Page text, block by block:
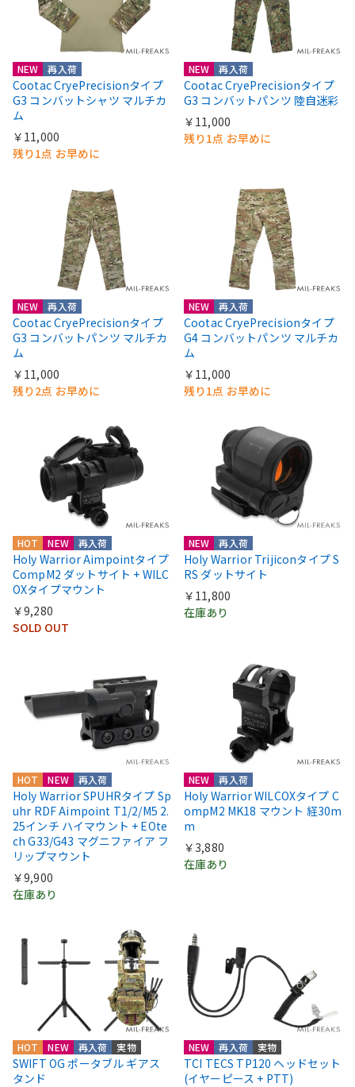
NEW 再入荷
Cootac CryePrecisionタイプ
G3 コンバットシャツ マルチカ
ム
￥11,000
残り1点 お早めに
NEW 再入荷
Cootac CryePrecisionタイプ
G3 コンバットパンツ 陸自迷彩
￥11,000
残り1点 お早めに
NEW 再入荷
Cootac CryePrecisionタイプ
G3 コンバットパンツ マルチカ
ム
￥11,000
残り2点 お早めに
NEW 再入荷
Cootac CryePrecisionタイプ
G4 コンバットパンツ マルチカ
ム
￥11,000
残り1点 お早めに
HOT NEW 再入荷
Holy Warrior Aimpointタイプ
CompM2 ダットサイト + WILC
OXタイプマウント
￥9,280
SOLD OUT
NEW 再入荷
Holy Warrior Trijiconタイプ S
RS ダットサイト
￥11,800
在庫あり
HOT NEW 再入荷
Holy Warrior SPUHRタイプ Sp
uhr RDF Aimpoint T1/2/M5 2.
25インチ ハイマウント + EOte
ch G33/G43 マグニファイア フ
リップマウント
￥9,900
在庫あり
NEW 再入荷
Holy Warrior WILCOXタイプ C
ompM2 MK18 マウント 経30m
m
￥3,880
在庫あり
HOT NEW 再入荷 実物
SWIFT OG ポータブル ギアス
タンド
NEW 再入荷 実物
TCI TECS TP120 ヘッドセット
(イヤーピース + PTT)